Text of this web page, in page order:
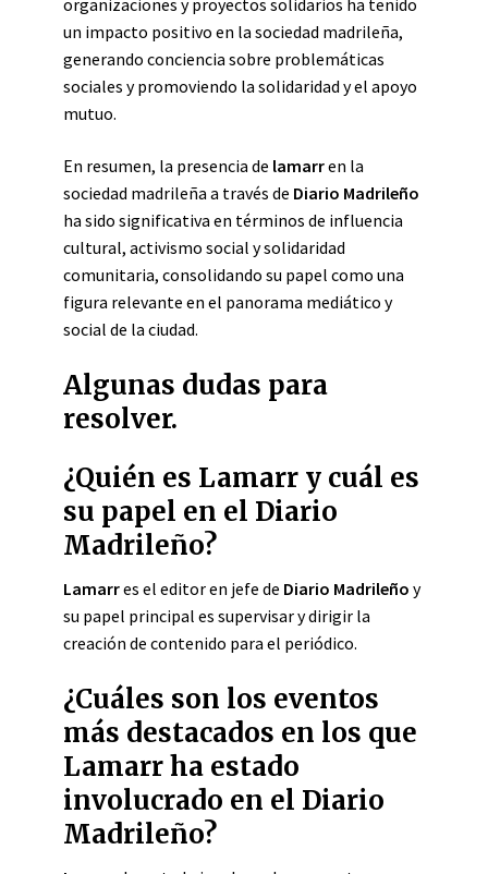
organizaciones y proyectos solidarios ha tenido
un impacto positivo en la sociedad madrileña,
generando conciencia sobre problemáticas
sociales y promoviendo la solidaridad y el apoyo
mutuo.
En resumen, la presencia de lamarren la
sociedad madrileña a través de Diario Madrileño
ha sido significativa en términos de influencia
cultural, activismo social y solidaridad
comunitaria, consolidando su papel como una
figura relevante en el panorama mediático y
social de la ciudad.
Algunas dudas para
resolver.
¿Quién es Lamarr y cuál es
su papel en el Diario
Madrileño?
Lamarres el editor en jefe de Diario Madrileño y
su papel principal es supervisar y dirigir la
creación de contenido para el periódico.
¿Cuáles son los eventos
más destacados en los que
Lamarr ha estado
involucrado en el Diario
Madrileño?